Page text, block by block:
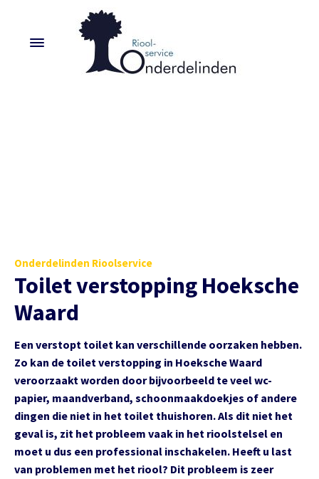
Onderdelinden Rioolservice
Toilet verstopping Hoeksche
Waard
Een verstopt toilet kan verschillende oorzaken hebben.
Zo kan de toilet verstopping in Hoeksche Waard
veroorzaakt worden door bijvoorbeeld te veel wc-
papier, maandverband, schoonmaakdoekjes of andere
dingen die niet in het toilet thuishoren. Als dit niet het
geval is, zit het probleem vaak in het rioolstelsel en
moet u dus een professional inschakelen. Heeft u last
van problemen met het riool? Dit probleem is zeer